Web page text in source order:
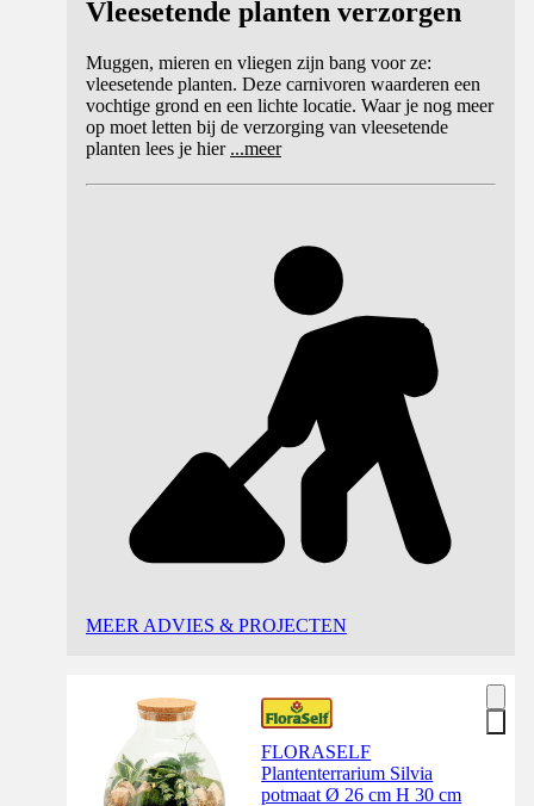
Vleesetende planten verzorgen
Muggen, mieren en vliegen zijn bang voor ze:
vleesetende planten. Deze carnivoren waarderen een
vochtige grond en een lichte locatie. Waar je nog meer
op moet letten bij de verzorging van vleesetende
planten lees je hier ...meer
MEER ADVIES & PROJECTEN
FLORASELF
Plantenterrarium Silvia
potmaat Ø 26 cm H 30 cm